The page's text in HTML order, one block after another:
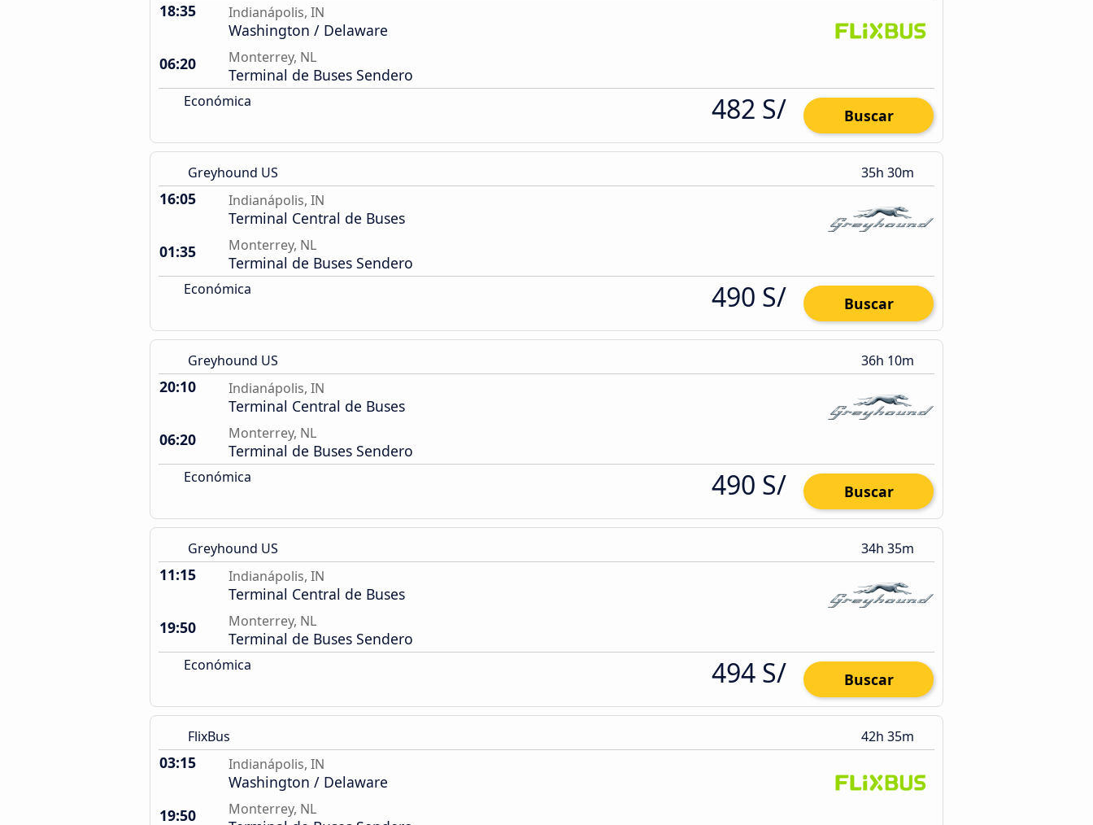
18:35 Indianápolis, IN
Washington / Delaware
06:20
Monterrey, NL
Terminal de Buses Sendero
Económica 482 S/ Buscar
Greyhound US 35h 30m
16:05 Indianápolis, IN
Terminal Central de Buses
01:35
Monterrey, NL
Terminal de Buses Sendero
Económica 490 S/ Buscar
Greyhound US 36h 10m
20:10 Indianápolis, IN
Terminal Central de Buses
06:20
Monterrey, NL
Terminal de Buses Sendero
Económica 490 S/ Buscar
Greyhound US 34h 35m
11:15 Indianápolis, IN
Terminal Central de Buses
19:50
Monterrey, NL
Terminal de Buses Sendero
Económica 494 S/ Buscar
FlixBus 42h 35m
03:15 Indianápolis, IN
Washington / Delaware
19:50
Monterrey, NL